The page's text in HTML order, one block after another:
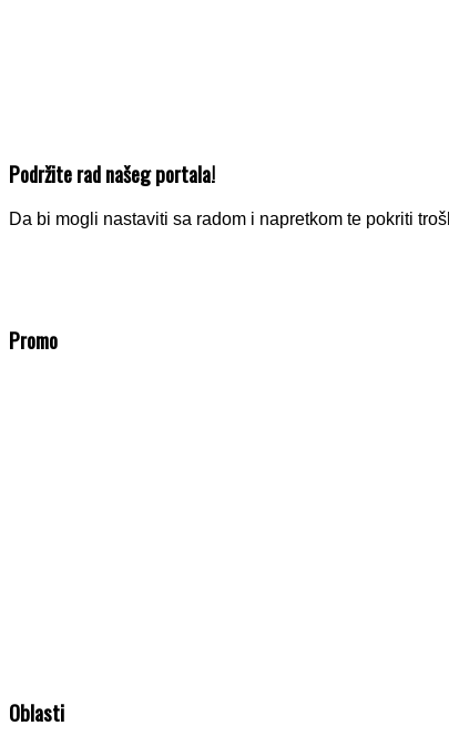
Podržite rad našeg portala!
Da bi mogli nastaviti sa radom i napretkom te pokriti
Promo
Oblasti